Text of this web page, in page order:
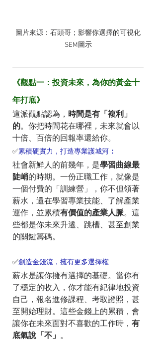
圖片來源：石頭哥；影響你選擇的可視化
SEM圖示
《觀點一：投資未來，為你的黃金十
年打底》
這派觀點認為， 時間是有「複利」
的。你把時間花在哪裡，未來就會以
十倍、百倍的回報率還給你。
✅累積硬實力，打造專業護城河 ：
社會新鮮人的前幾年，是學習曲線最
陡峭的時期。一份正職工作，就像是
一個付費的「訓練營」，你不但領著
薪水，還在學習專業技能、了解產業
運作，並累積有價值的產業人脈。這
些都是你未來升遷、跳槽、甚至創業
的關鍵籌碼。
✅創造金錢流，擁有更多選擇權
薪水是讓你擁有選擇的基礎。當你有
了穩定的收入，你才能有紀律地投資
自己，報名進修課程、考取證照，甚
至開始理財。這些金錢上的累積，會
讓你在未來面對不喜歡的工作時， 有
底氣說「不」 。